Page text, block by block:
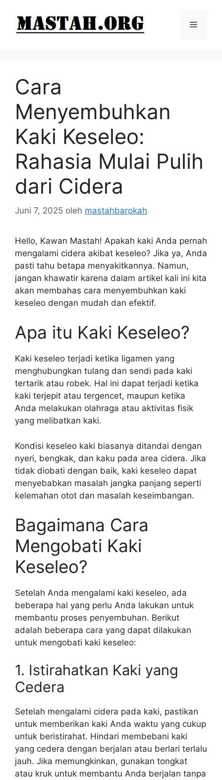
Menu
Cara
Menyembuhkan
Kaki Keseleo:
Rahasia Mulai Pulih
dari Cidera
Juni 7, 2025 oleh mastahbarokah
Hello, Kawan Mastah! Apakah kaki Anda pernah
mengalami cidera akibat keseleo? Jika ya, Anda
pasti tahu betapa menyakitkannya. Namun,
jangan khawatir karena dalam artikel kali ini kita
akan membahas cara menyembuhkan kaki
keseleo dengan mudah dan efektif.
Apa itu Kaki Keseleo?
Kaki keseleo terjadi ketika ligamen yang
menghubungkan tulang dan sendi pada kaki
tertarik atau robek. Hal ini dapat terjadi ketika
kaki terjepit atau tergencet, maupun ketika
Anda melakukan olahraga atau aktivitas fisik
yang melibatkan kaki.
Kondisi keseleo kaki biasanya ditandai dengan
nyeri, bengkak, dan kaku pada area cidera. Jika
tidak diobati dengan baik, kaki keseleo dapat
menyebabkan masalah jangka panjang seperti
kelemahan otot dan masalah keseimbangan.
Bagaimana Cara
Mengobati Kaki
Keseleo?
Setelah Anda mengalami kaki keseleo, ada
beberapa hal yang perlu Anda lakukan untuk
membantu proses penyembuhan. Berikut
adalah beberapa cara yang dapat dilakukan
untuk mengobati kaki keseleo:
1. Istirahatkan Kaki yang
Cedera
Setelah mengalami cidera pada kaki, pastikan
untuk memberikan kaki Anda waktu yang cukup
untuk beristirahat. Hindari membebani kaki
yang cedera dengan berjalan atau berlari terlalu
jauh. Jika memungkinkan, gunakan tongkat
atau kruk untuk membantu Anda berjalan tanpa